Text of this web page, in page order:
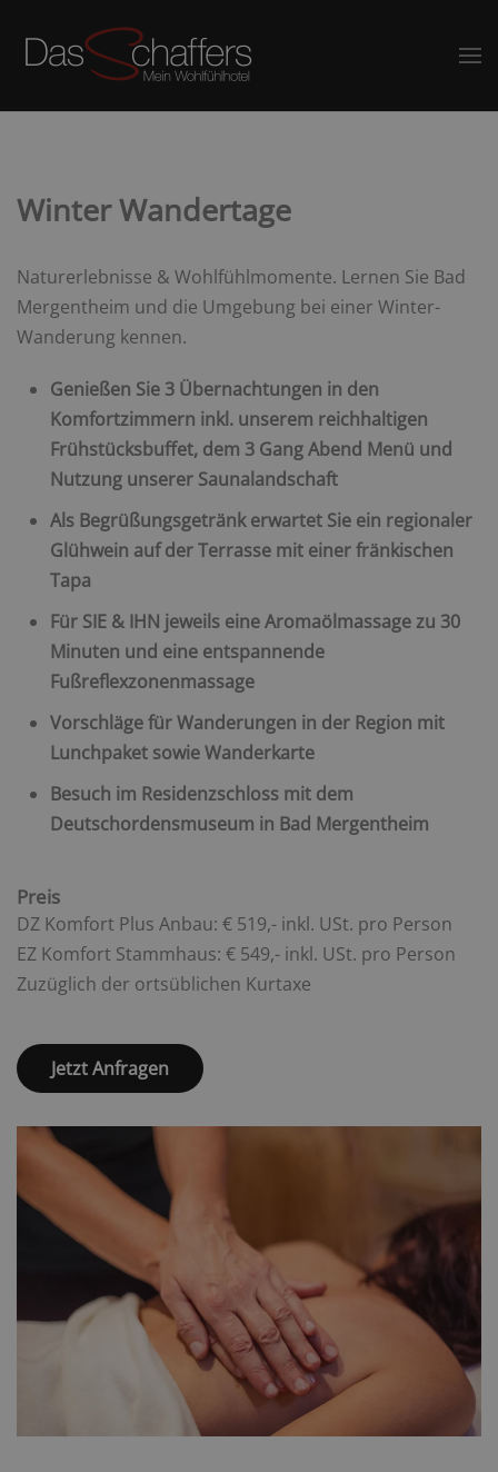
Winter Wandertage
Naturerlebnisse & Wohlfühlmomente. Lernen Sie Bad
Mergentheim und die Umgebung bei einer Winter-
Wanderung kennen.
Genießen Sie 3 Übernachtungen in den
Komfortzimmern inkl. unserem reichhaltigen
Frühstücksbuffet, dem 3 Gang Abend Menü und
Nutzung unserer Saunalandschaft
Als Begrüßungsgetränk erwartet Sie ein regionaler
Glühwein auf der Terrasse mit einer fränkischen
Tapa
Für SIE & IHN jeweils eine Aromaölmassage zu 30
Minuten und eine entspannende
Fußreflexzonenmassage
Vorschläge für Wanderungen in der Region mit
Lunchpaket sowie Wanderkarte
Besuch im Residenzschloss mit dem
Deutschordensmuseum in Bad Mergentheim
Preis
DZ Komfort Plus Anbau: € 519,- inkl. USt. pro Person
EZ Komfort Stammhaus: € 549,- inkl. USt. pro Person
Zuzüglich der ortsüblichen Kurtaxe
Jetzt Anfragen